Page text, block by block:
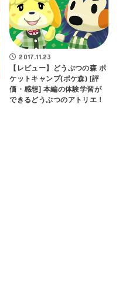
2017.11.23
【レビュー】どうぶつの森 ポ
ケットキャンプ(ポケ森) [評
価・感想] 本編の体験学習が
できるどうぶつのアトリエ！